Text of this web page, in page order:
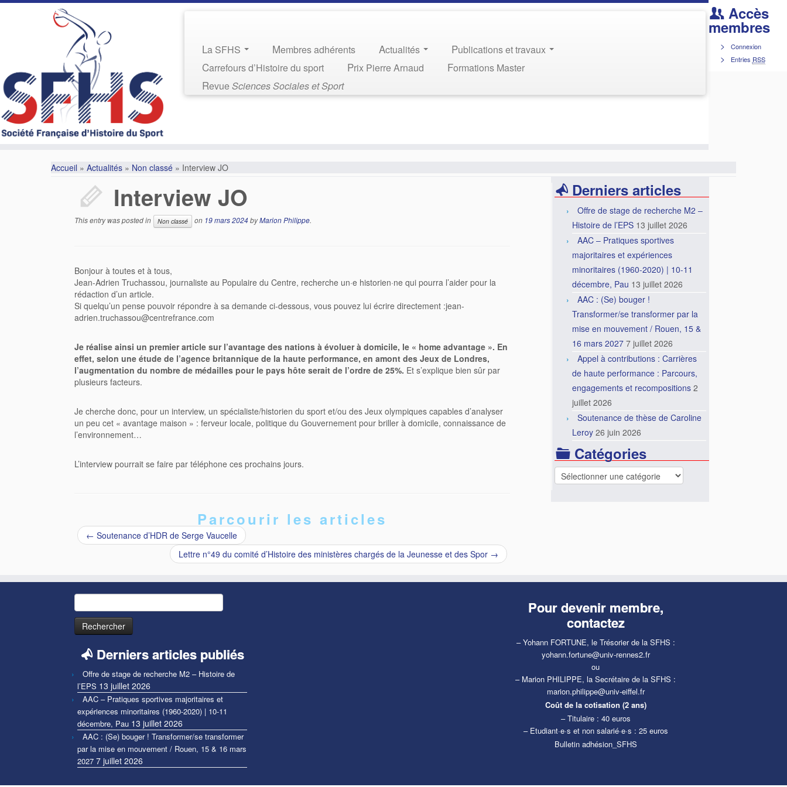
Accès
membres
Connexion
Entries RSS
La SFHS Membres adhérents Actualités
Publications et travaux
Carrefours d’Histoire du sport
Prix Pierre Arnaud
Formations Master
RevueSciences Sociales et Sport
Accueil » Actualités » Non classé » Interview JO
Interview JO
This entry was posted in Non classé on 19 mars 2024byMarion Philippe.
Bonjour à toutes et à tous,
Jean-Adrien Truchassou, journaliste au Populaire du Centre, recherche un·e historien·ne qui pourra l’aider pour la
rédaction d’un article.
Si quelqu’un pense pouvoir répondre à sa demande ci-dessous, vous pouvez lui écrire directement :jean-
adrien.truchassou@centrefrance.com
Je réalise ainsi un premier article sur l’avantage des nations à évoluer à domicile, le « home advantage ». En
effet, selon une étude de l’agence britannique de la haute performance, en amont des Jeux de Londres,
l’augmentation du nombre de médailles pour le pays hôte serait de l’ordre de 25%. Et s’explique bien sûr par
plusieurs facteurs.
Je cherche donc, pour un interview, un spécialiste/historien du sport et/ou des Jeux olympiques capables d’analyser
un peu cet « avantage maison » : ferveur locale, politique du Gouvernement pour briller à domicile, connaissance de
l’environnement…
L’interview pourrait se faire par téléphone ces prochains jours.
Parcourir les articles
← Soutenance d’HDR de Serge Vaucelle
Lettre n°49 du comité d’Histoire des ministères chargés de la Jeunesse et des Spor →
Derniers articles
Offre de stage de recherche M2 –
Histoire de l’EPS 13 juillet 2026
AAC – Pratiques sportives
majoritaires et expériences
minoritaires (1960-2020) | 10-11
décembre, Pau 13 juillet 2026
AAC : (Se) bouger !
Transformer/se transformer par la
mise en mouvement / Rouen, 15 &
16 mars 2027 7 juillet 2026
Appel à contributions : Carrières
de haute performance : Parcours,
engagements et recompositions 2
juillet 2026
Soutenance de thèse de Caroline
Leroy 26 juin 2026
Catégories
Catégories
Rechercher :
Derniers articles publiés
Offre de stage de recherche M2 – Histoire de
l’EPS 13 juillet 2026
AAC – Pratiques sportives majoritaires et
expériences minoritaires (1960-2020) | 10-11
décembre, Pau 13 juillet 2026
AAC : (Se) bouger ! Transformer/se transformer
par la mise en mouvement / Rouen, 15 & 16 mars
2027 7 juillet 2026
Pour devenir membre,
contactez
– Yohann FORTUNE, le Trésorier de la SFHS :
yohann.fortune@univ-rennes2.fr
ou
– Marion PHILIPPE, la Secrétaire de la SFHS :
marion.philippe@univ-eiffel.fr
Coût de la cotisation (2 ans)
– Titulaire : 40 euros
– Etudiant·e·s et non salarié·e·s : 25 euros
Bulletin adhésion_SFHS